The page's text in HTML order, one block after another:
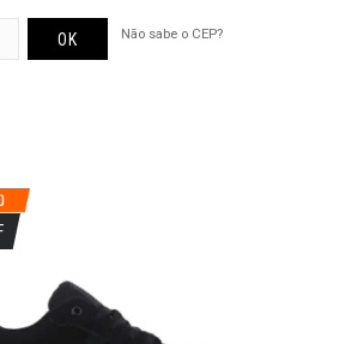
Não sabe o CEP?